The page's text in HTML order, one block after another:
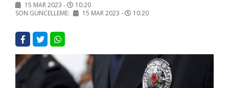
15 MAR 2023 -
10:20
SON GÜNCELLEME:
15 MAR 2023 - 10:20